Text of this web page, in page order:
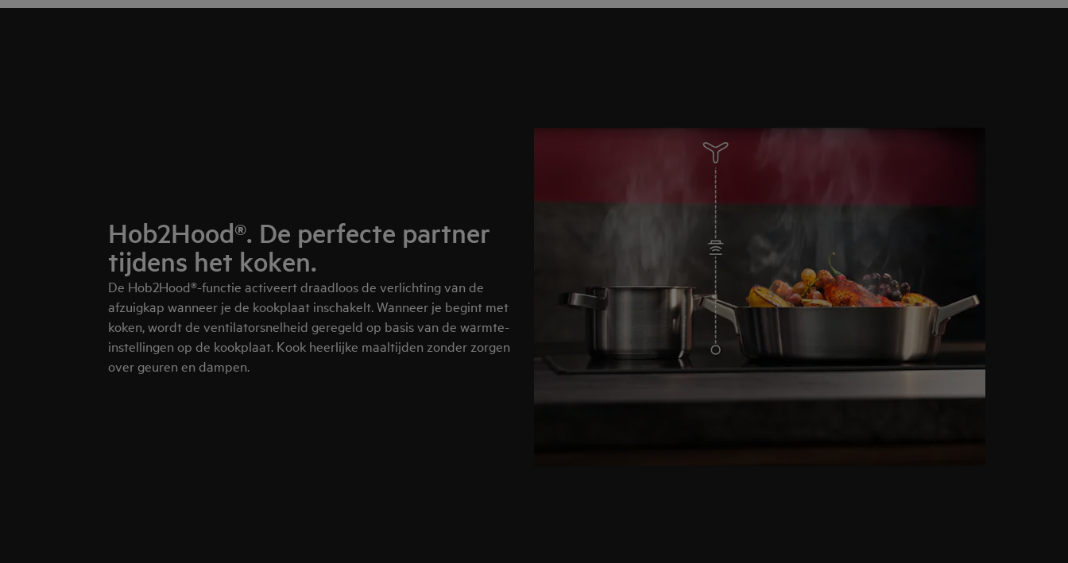
Hob2Hood®. De perfecte partner
tijdens het koken.
De Hob2Hood®-functie activeert draadloos de verlichting van de
afzuigkap wanneer je de kookplaat inschakelt. Wanneer je begint met
koken, wordt de ventilatorsnelheid geregeld op basis van de warmte-
instellingen op de kookplaat. Kook heerlijke maaltijden zonder zorgen
over geuren en dampen.